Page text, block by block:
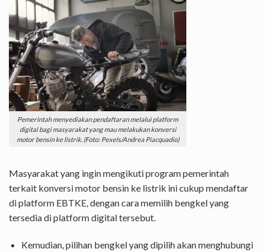
Pemerintah menyediakan pendaftaran melalui platform
digital bagi masyarakat yang mau melakukan konversi
motor bensin ke listrik. (Foto: Pexels/Andrea Piacquadio)
Masyarakat yang ingin mengikuti program pemerintah
terkait konversi motor bensin ke listrik ini cukup mendaftar
di platform EBTKE, dengan cara memilih bengkel yang
tersedia di platform digital tersebut.
Kemudian, pilihan bengkel yang dipilih akan menghubungi